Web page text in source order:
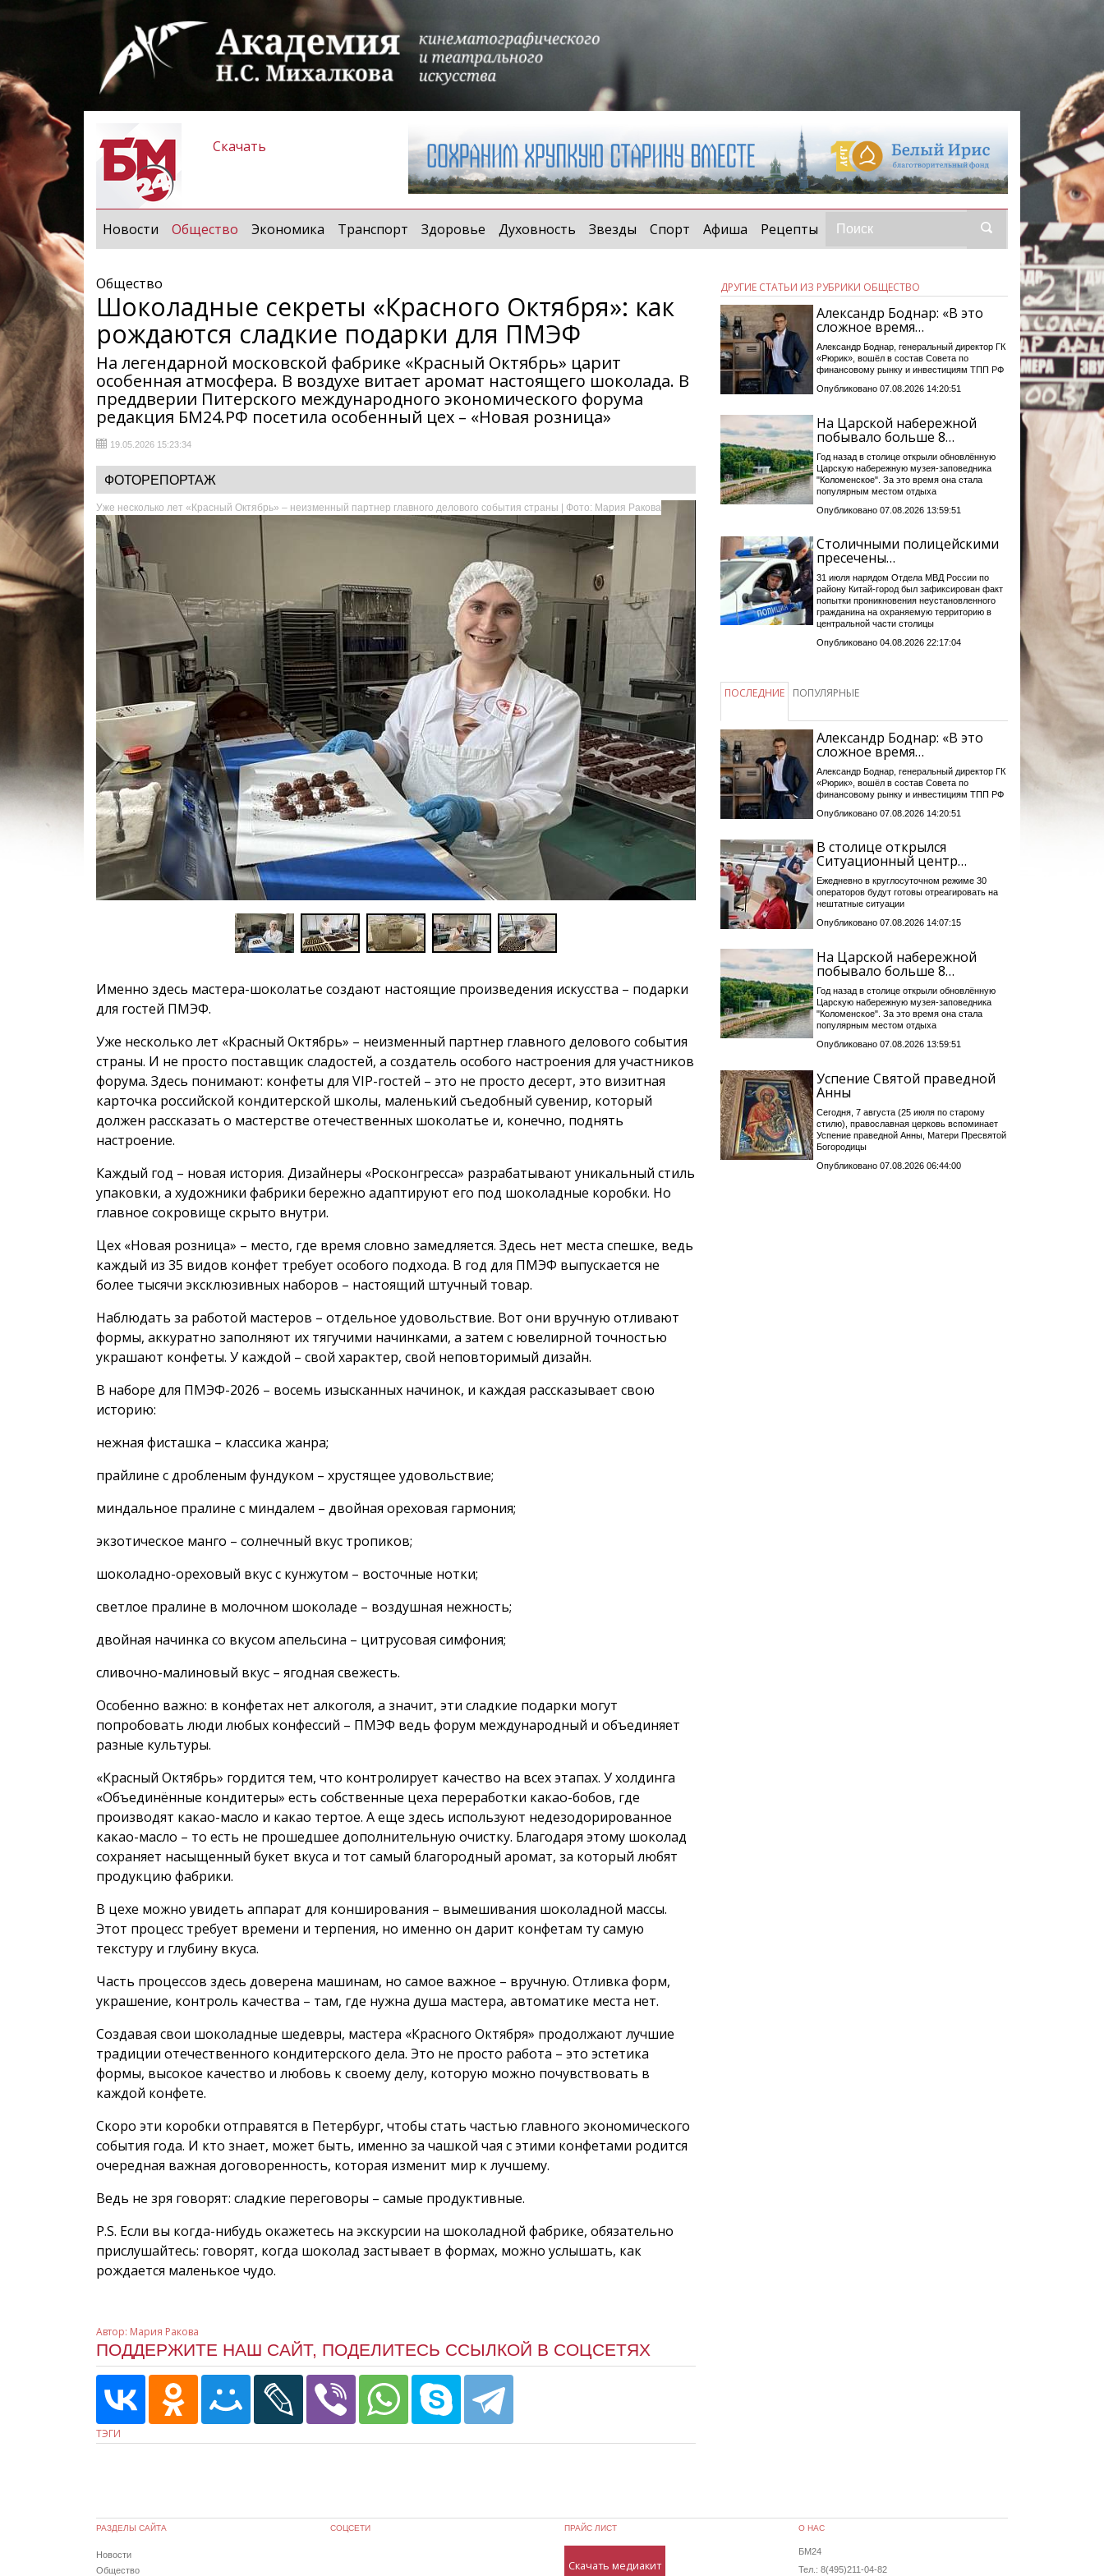
Скачать
Новости Общество (current)
Экономика Транспорт Здоровье Духовность Звезды Спорт Афиша Рецепты
Общество
Шоколадные секреты «Красного Октября»: как
рождаются сладкие подарки для ПМЭФ
На легендарной московской фабрике «Красный Октябрь» царит
особенная атмосфера. В воздухе витает аромат настоящего шоколада. В
преддверии Питерского международного экономического форума
редакция БМ24.РФ посетила особенный цех – «Новая розница»
19.05.2026 15:23:34
ФОТОРЕПОРТАЖ
Уже несколько лет «Красный Октябрь» – неизменный партнер главного делового события страны | Фото: Мария Ракова
Именно здесь мастера-шоколатье создают настоящие произведения искусства – подарки
для гостей ПМЭФ.
Уже несколько лет «Красный Октябрь» – неизменный партнер главного делового события
страны. И не просто поставщик сладостей, а создатель особого настроения для участников
форума. Здесь понимают: конфеты для VIP-гостей – это не просто десерт, это визитная
карточка российской кондитерской школы, маленький съедобный сувенир, который
должен рассказать о мастерстве отечественных шоколатье и, конечно, поднять
настроение.
Каждый год – новая история. Дизайнеры «Росконгресса» разрабатывают уникальный стиль
упаковки, а художники фабрики бережно адаптируют его под шоколадные коробки. Но
главное сокровище скрыто внутри.
Цех «Новая розница» – место, где время словно замедляется. Здесь нет места спешке, ведь
каждый из 35 видов конфет требует особого подхода. В год для ПМЭФ выпускается не
более тысячи эксклюзивных наборов – настоящий штучный товар.
Наблюдать за работой мастеров – отдельное удовольствие. Вот они вручную отливают
формы, аккуратно заполняют их тягучими начинками, а затем с ювелирной точностью
украшают конфеты. У каждой – свой характер, свой неповторимый дизайн.
В наборе для ПМЭФ-2026 – восемь изысканных начинок, и каждая рассказывает свою
историю:
нежная фисташка – классика жанра;
прайлине с дробленым фундуком – хрустящее удовольствие;
миндальное пралине с миндалем – двойная ореховая гармония;
экзотическое манго – солнечный вкус тропиков;
шоколадно-ореховый вкус с кунжутом – восточные нотки;
светлое пралине в молочном шоколаде – воздушная нежность;
двойная начинка со вкусом апельсина – цитрусовая симфония;
сливочно-малиновый вкус – ягодная свежесть.
Особенно важно: в конфетах нет алкоголя, а значит, эти сладкие подарки могут
попробовать люди любых конфессий – ПМЭФ ведь форум международный и объединяет
разные культуры.
«Красный Октябрь» гордится тем, что контролирует качество на всех этапах. У холдинга
«Объединённые кондитеры» есть собственные цеха переработки какао-бобов, где
производят какао-масло и какао тертое. А еще здесь используют недезодорированное
какао-масло – то есть не прошедшее дополнительную очистку. Благодаря этому шоколад
сохраняет насыщенный букет вкуса и тот самый благородный аромат, за который любят
продукцию фабрики.
В цехе можно увидеть аппарат для конширования – вымешивания шоколадной массы.
Этот процесс требует времени и терпения, но именно он дарит конфетам ту самую
текстуру и глубину вкуса.
Часть процессов здесь доверена машинам, но самое важное – вручную. Отливка форм,
украшение, контроль качества – там, где нужна душа мастера, автоматике места нет.
Создавая свои шоколадные шедевры, мастера «Красного Октября» продолжают лучшие
традиции отечественного кондитерского дела. Это не просто работа – это эстетика
формы, высокое качество и любовь к своему делу, которую можно почувствовать в
каждой конфете.
Скоро эти коробки отправятся в Петербург, чтобы стать частью главного экономического
события года. И кто знает, может быть, именно за чашкой чая с этими конфетами родится
очередная важная договоренность, которая изменит мир к лучшему.
Ведь не зря говорят: сладкие переговоры – самые продуктивные.
P.S. Если вы когда-нибудь окажетесь на экскурсии на шоколадной фабрике, обязательно
прислушайтесь: говорят, когда шоколад застывает в формах, можно услышать, как
рождается маленькое чудо.
Автор: Мария Ракова
ПОДДЕРЖИТЕ НАШ САЙТ, ПОДЕЛИТЕСЬ ССЫЛКОЙ В СОЦСЕТЯХ
ТЭГИ
ДРУГИЕ СТАТЬИ ИЗ РУБРИКИ ОБЩЕСТВО
Александр Боднар: «В это
сложное время…
Александр Боднар, генеральный директор ГК
«Рюрик», вошёл в состав Совета по
финансовому рынку и инвестициям ТПП РФ
Опубликовано 07.08.2026 14:20:51
На Царской набережной
побывало больше 8…
Год назад в столице открыли обновлённую
Царскую набережную музея-заповедника
"Коломенское". За это время она стала
популярным местом отдыха
Опубликовано 07.08.2026 13:59:51
Столичными полицейскими
пресечены…
31 июля нарядом Отдела МВД России по
району Китай-город был зафиксирован факт
попытки проникновения неустановленного
гражданина на охраняемую территорию в
центральной части столицы
Опубликовано 04.08.2026 22:17:04
ПОСЛЕДНИЕ ПОПУЛЯРНЫЕ
Александр Боднар: «В это
сложное время…
Александр Боднар, генеральный директор ГК
«Рюрик», вошёл в состав Совета по
финансовому рынку и инвестициям ТПП РФ
Опубликовано 07.08.2026 14:20:51
В столице открылся
Ситуационный центр…
Ежедневно в круглосуточном режиме 30
операторов будут готовы отреагировать на
нештатные ситуации
Опубликовано 07.08.2026 14:07:15
На Царской набережной
побывало больше 8…
Год назад в столице открыли обновлённую
Царскую набережную музея-заповедника
"Коломенское". За это время она стала
популярным местом отдыха
Опубликовано 07.08.2026 13:59:51
Успение Святой праведной
Анны
Сегодня, 7 августа (25 июля по старому
стилю), православная церковь вспоминает
Успение праведной Анны, Матери Пресвятой
Богородицы
Опубликовано 07.08.2026 06:44:00
РАЗДЕЛЫ САЙТА
Новости
Общество
СОЦСЕТИ ПРАЙС ЛИСТ
Скачать медиакит
О НАС
БМ24
Тел.: 8(495)211-04-82